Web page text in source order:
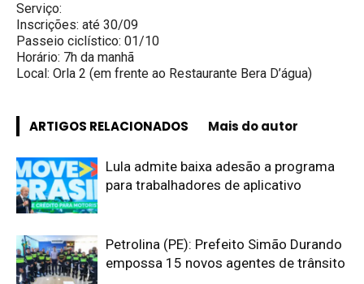
Serviço:
Inscrições: até 30/09
Passeio ciclístico: 01/10
Horário: 7h da manhã
Local: Orla 2 (em frente ao Restaurante Bera D’água)
ARTIGOS RELACIONADOS Mais do autor
Lula admite baixa adesão a programa
para trabalhadores de aplicativo
Petrolina (PE): Prefeito Simão Durando
empossa 15 novos agentes de trânsito